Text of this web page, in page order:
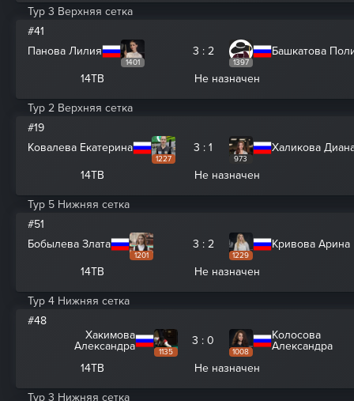
Тур 3 Верхняя сетка
#41
Панова Лилия
1401
3 : 2
1397
Башкатова
14ТВ Не назначен
Тур 2 Верхняя сетка
#19
Ковалева Екатерина
1227
3 : 1
973
Халикова
14ТВ Не назначен
Тур 5 Нижняя сетка
#51
Бобылева Злата
1201
3 : 2
1229
Кривова Арина
14ТВ Не назначен
Тур 4 Нижняя сетка
#48
Хакимова
Александра
1135
3 : 0
1008
Колосова
Александра
14ТВ
Не назначен
Тур 3 Нижняя сетка